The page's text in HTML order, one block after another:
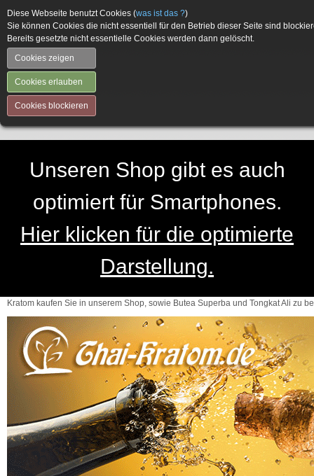
Unseren Shop gibt es auch
optimiert für Smartphones.
Hier klicken für die optimierte
Darstellung.
Diese Webseite benutzt Cookies (was ist das ?)
Sie können Cookies die nicht essentiell für den Betrieb dieser Seite sind
Bereits gesetzte nicht essentielle Cookies werden dann gelöscht.
Cookies zeigen
Cookies erlauben
Cookies blockieren
Kratom kaufen Sie in unserem Shop, sowie Butea Superba und Tongkat Ali zu